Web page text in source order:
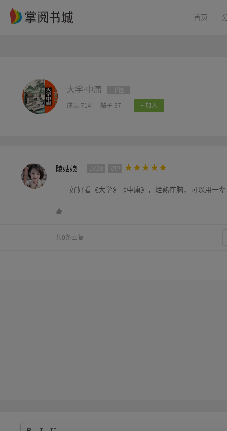
首页
大学·中庸
成员 714 帖子 37 + 加入
陵姑娘
好好看《大学》《中庸》，烂熟在胸，可以用一
共0条回复